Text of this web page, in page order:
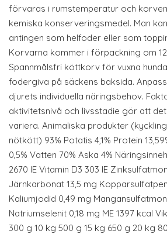
förvaras i rumstemperatur och
kemiska konserveringsmedel. Man
antingen som helfoder eller som
Korvarna kommer i förpackning om
Spannmålsfri köttkorv för vuxna
fodergiva på säckens baksida.
djurets individuella näringsbehov.
aktivitetsnivå och livsstadie gör att
variera. Animaliska produkter
nötkött) 93% Potatis 4,1% Protein
0,5% Vatten 70% Aska 4%
2670 IE Vitamin D3 303 IE
Järnkarbonat 13,5 mg
Kaliumjodid 0,49 mg
Natriumselenit 0,18 mg ME 1397 kcal
300 g 10 kg 500 g 15 kg 650 g 20 kg